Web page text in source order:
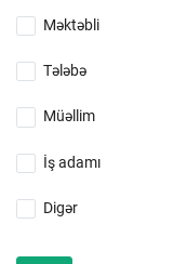
Məktəbli
Tələbə
Müəllim
İş adamı
Digər